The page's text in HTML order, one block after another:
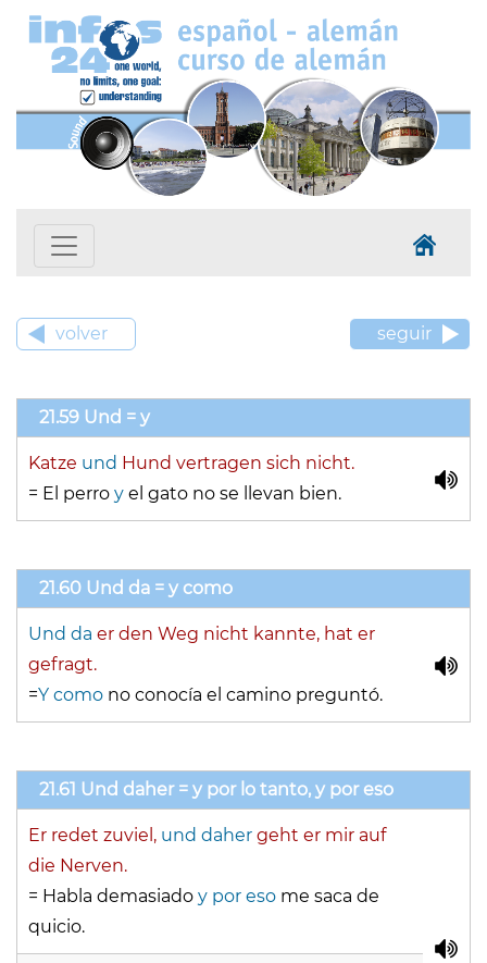
volver seguir
21.59 Und = y
Katze und Hund vertragen sich nicht.
= El perro y el gato no se llevan bien.
21.60 Und da = y como
Und da er den Weg nicht kannte, hat er
gefragt.
=Y como no conocía el camino preguntó.
21.61 Und daher = y por lo tanto, y por eso
Er redet zuviel, und daher geht er mir auf
die Nerven.
= Habla demasiado y por eso me saca de
quicio.